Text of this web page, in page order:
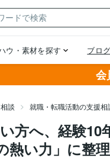
会
談 就職・転職活動の支援相
方へ、経験
熱い力」に整